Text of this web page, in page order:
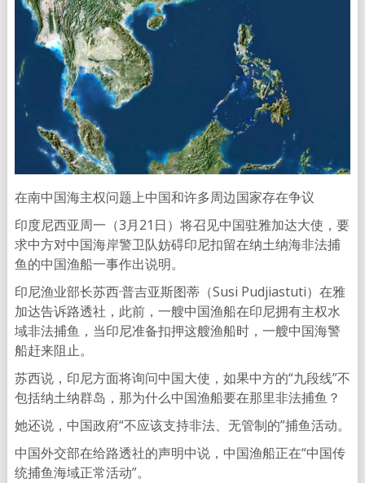
在南中国海主权问题上中国和许多周边国家存在争议
印度尼西亚周一（3月21日）将召见中国驻雅加达大使，要
求中方对中国海岸警卫队妨碍印尼扣留在纳土纳海非法捕
鱼的中国渔船一事作出说明。
印尼渔业部长苏西·普吉亚斯图蒂（Susi Pudjiastuti）在雅
加达告诉路透社，此前，一艘中国渔船在印尼拥有主权水
域非法捕鱼，当印尼准备扣押这艘渔船时，一艘中国海警
船赶来阻止。
苏西说，印尼方面将询问中国大使，如果中方的“九段线”不
包括纳土纳群岛，那为什么中国渔船要在那里非法捕鱼？
她还说，中国政府“不应该支持非法、无管制的”捕鱼活动。
中国外交部在给路透社的声明中说，中国渔船正在“中国传
统捕鱼海域正常活动”。